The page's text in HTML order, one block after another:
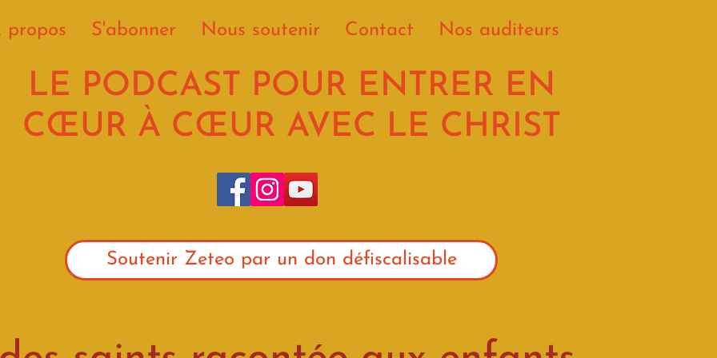
propos S'abonner Nous soutenir Contact Nos auditeurs
LE PODCAST POUR ENTRER EN
CŒUR À CŒUR AVEC LE CHRIST
Soutenir Zeteo par un don défiscalisable